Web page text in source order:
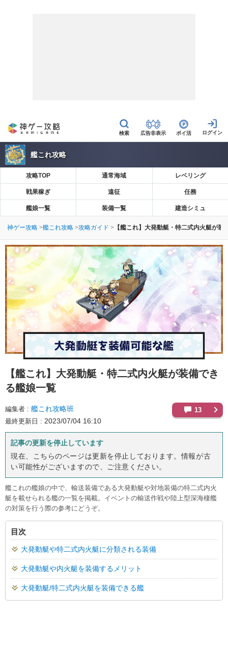
広告非表示 ポイ活
艦これ攻略
攻略TOP 通常海域 レベリング
戦果稼ぎ 遠征 任務
艦娘一覧 装備一覧 建造シミュ
神ゲー攻略 艦これ攻略 攻略ガイド 【艦これ】大発動艇・特二式内火艇が装
【艦これ】 大発動艇・特二式内火艇が装備でき
る艦娘一覧
編集者 艦これ攻略班
最終更新日 2023/07/04 16:10
13
記事の更新を停止しています
現在、こちらのページは更新を停止しております。情報が古
い可能性がございますので、ご注意ください。
艦これの艦娘の中で、輸送装備である大発動艇や対地装備の特二式内火
艇を載せられる艦の一覧を掲載。イベントの輸送作戦や陸上型深海棲艦
の対策を行う際の参考にどうぞ。
目次
大発動艇や特二式内火艇に分類される装備
大発動艇や内火艇を装備するメリット
大発動艇/特二式内火艇を装備できる艦